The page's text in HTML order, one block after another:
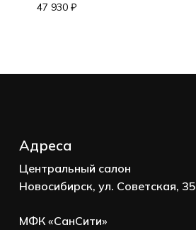
47 930 ₽
Адреса
Центральный салон
Новосибирск, ул. Советская, 35
МФК «СанСити»